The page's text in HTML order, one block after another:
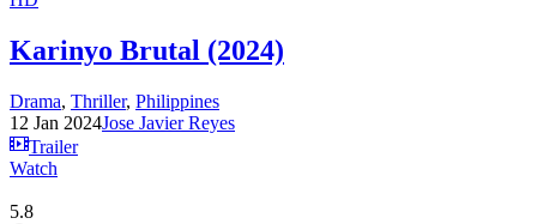
Karinyo Brutal (2024)
Drama, Thriller, Philippines
12 Jan 2024Jose Javier Reyes
Trailer
Watch
5.8